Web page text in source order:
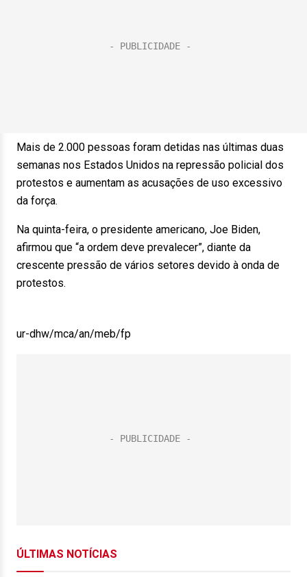
Mais de 2.000 pessoas foram detidas nas últimas duas
semanas nos Estados Unidos na repressão policial dos
protestos e aumentam as acusações de uso excessivo
da força.
Na quinta-feira, o presidente americano, Joe Biden,
afirmou que “a ordem deve prevalecer”, diante da
crescente pressão de vários setores devido à onda de
protestos.
ur-dhw/mca/an/meb/fp